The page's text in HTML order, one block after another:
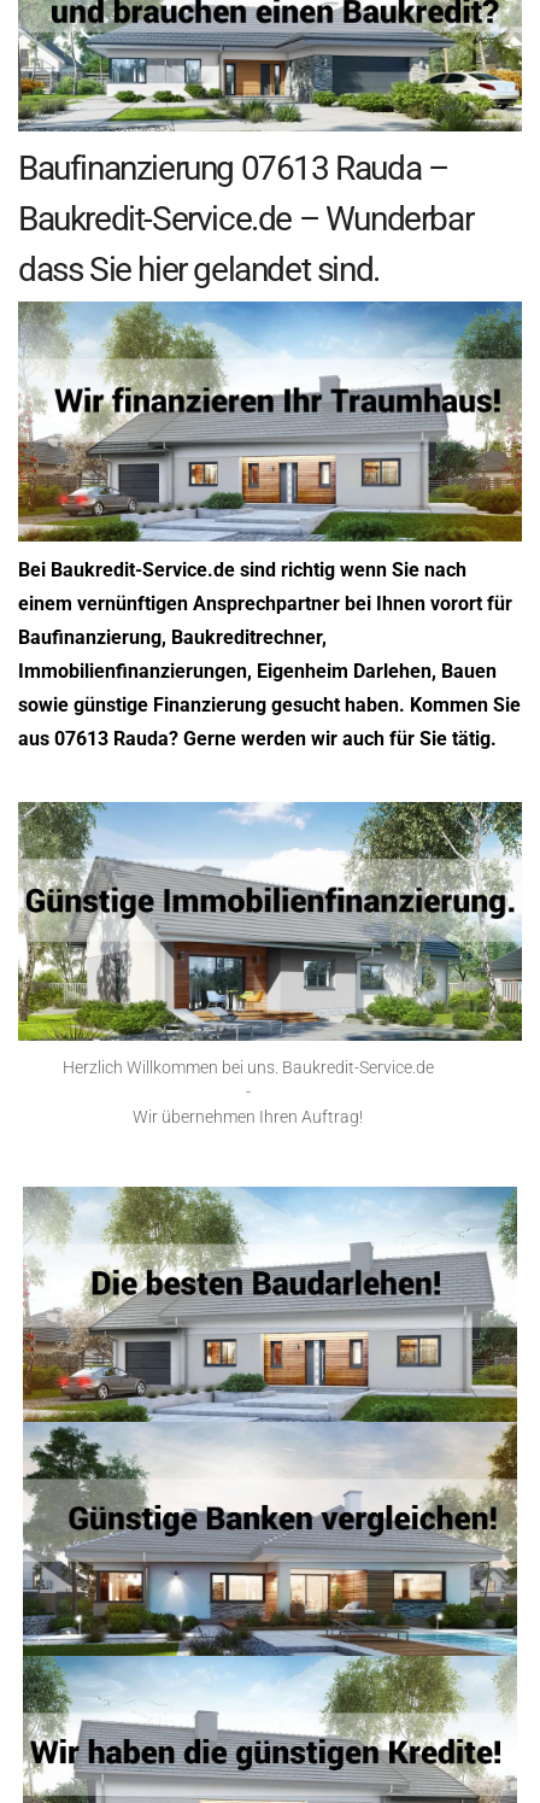
Baufinanzierung 07613 Rauda –
Baukredit-Service.de – Wunderbar
dass Sie hier gelandet sind.
Bei Baukredit-Service.de sind richtig wenn Sie nach
einem vernünftigen Ansprechpartner bei Ihnen vorort für
Baufinanzierung, Baukreditrechner,
Immobilienfinanzierungen, Eigenheim Darlehen, Bauen
sowie günstige Finanzierung gesucht haben. Kommen Sie
aus 07613 Rauda? Gerne werden wir auch für Sie tätig.
Herzlich Willkommen bei uns. Baukredit-Service.de
-
Wir übernehmen Ihren Auftrag!